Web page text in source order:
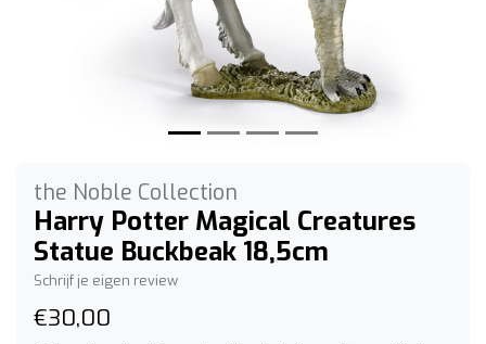
the Noble Collection
Harry Potter Magical Creatures
Statue Buckbeak 18,5cm
Schrijf je eigen review
€30,00